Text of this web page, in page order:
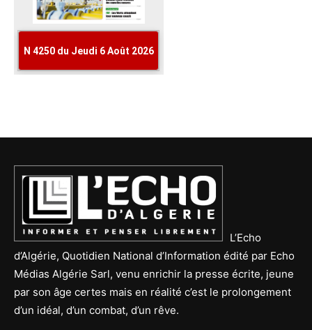
L’Echo
d’Algérie, Quotidien National d’Information édité par Echo
Médias Algérie Sarl, venu enrichir la presse écrite, jeune
par son âge certes mais en réalité c’est le prolongement
d’un idéal, d’un combat, d’un rêve.